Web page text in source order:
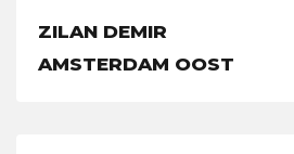
ZILAN DEMIR
AMSTERDAM OOST